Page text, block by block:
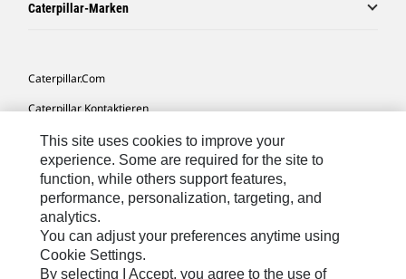
Caterpillar-Marken
Caterpillar.com
Caterpillar Kontaktieren
Meine Marketing-Präferenzen
Seitenübersicht
Cookie Settings
Rechtliche Hinweise
Datenschutz
This site uses cookies to improve your
experience. Some are required for the site to
function, while others support features,
performance, personalization, targeting, and
analytics.
You can adjust your preferences anytime using
Cookie Settings.
By selecting I Accept, you agree to the use of